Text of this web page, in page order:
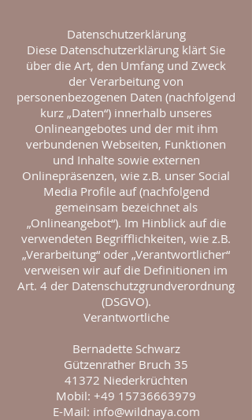
Datenschutzerklärung
Diese Datenschutzerklärung klärt Sie
über die Art, den Umfang und Zweck
der Verarbeitung von
personenbezogenen Daten (nachfolgend
kurz „Daten“) innerhalb unseres
Onlineangebotes und der mit ihm
verbundenen Webseiten, Funktionen
und Inhalte sowie externen
Onlinepräsenzen, wie z.B. unser Social
Media Profile auf (nachfolgend
gemeinsam bezeichnet als
„Onlineangebot“). Im Hinblick auf die
verwendeten Begrifflichkeiten, wie z.B.
„Verarbeitung“ oder „Verantwortlicher“
verweisen wir auf die Definitionen im
Art. 4 der Datenschutzgrundverordnung
(DSGVO).
Verantwortliche
Bernadette Schwarz
Gützenrather Bruch 35
41372 Niederkrüchten
Mobil: +49 15736663979
E-Mail: info@wildnaya.com